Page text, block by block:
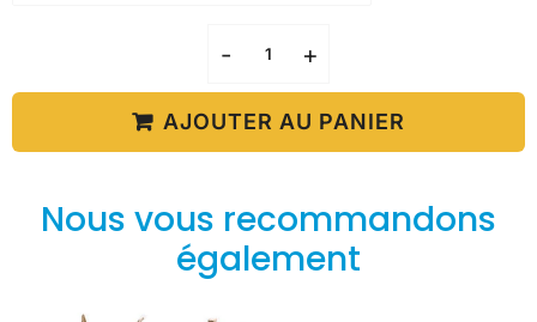
- +
AJOUTER AU PANIER
Nous vous recommandons
également